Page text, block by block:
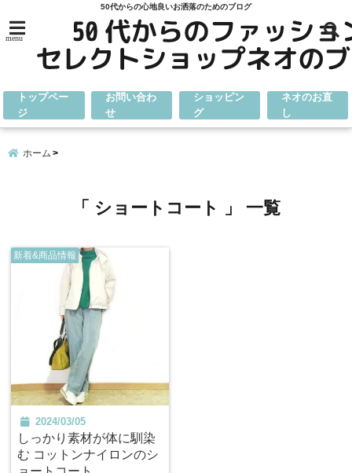
50代からの心地良いお洒落のためのブログ
menu
トップペー
ジ
お問い合わ
せ
ショッピン
グ
ネオのお直
し
ホーム
「 ショートコート 」 一覧
新着&商品情報
2024/03/05
しっかり素材が体に馴染
む コットンナイロンのシ